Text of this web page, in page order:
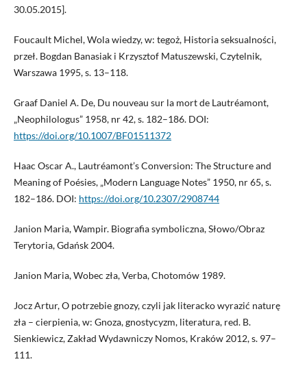
30.05.2015].
Foucault Michel, Wola wiedzy, w: tegoż, Historia seksualności,
przeł. Bogdan Banasiak i Krzysztof Matuszewski, Czytelnik,
Warszawa 1995, s. 13–118.
Graaf Daniel A. De, Du nouveau sur la mort de Lautréamont,
„Neophilologus” 1958, nr 42, s. 182–186. DOI:
https://doi.org/10.1007/BF01511372
Haac Oscar A., Lautréamont’s Conversion: The Structure and
Meaning of Poésies, „Modern Language Notes” 1950, nr 65, s.
182–186. DOI: https://doi.org/10.2307/2908744
Janion Maria, Wampir. Biografia symboliczna, Słowo/Obraz
Terytoria, Gdańsk 2004.
Janion Maria, Wobec zła, Verba, Chotomów 1989.
Jocz Artur, O potrzebie gnozy, czyli jak literacko wyrazić naturę
zła – cierpienia, w: Gnoza, gnostycyzm, literatura, red. B.
Sienkiewicz, Zakład Wydawniczy Nomos, Kraków 2012, s. 97–
111.